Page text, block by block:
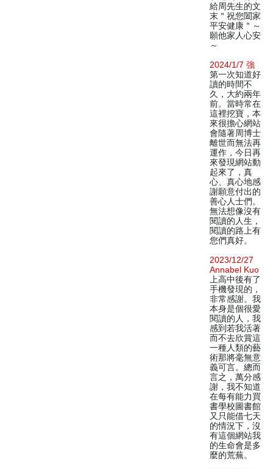
給周先生的文
末＂祝您闔家
平安健康＂～
願他家人心安
～
2024/1/7 強
第一次知道好
讀的時間不
久，大約兩年
前。當時常在
這裡挖寶，本
來很擔心網站
會隨著周博士
離世而無法再
運作，今日再
來發現網站動
起來了，真
心、真心地感
謝願意付出的
善心人士們。
無法想像沒有
閱讀的人生，
閱讀的路上有
您們真好。
2023/12/27
Annabel Kuo
上高中後有了
手機發現的，
非常感謝。我
本身是個很愛
閱讀的人，我
感到若我活著
而不去欣賞這
一種人類的藝
術那將毫無意
義可言。總而
言之，萬分感
謝，我不知道
在每有能力買
書學校圖書館
又只能借七天
的情況下，沒
有這個網站我
的生命會是多
麼的荒蕪。